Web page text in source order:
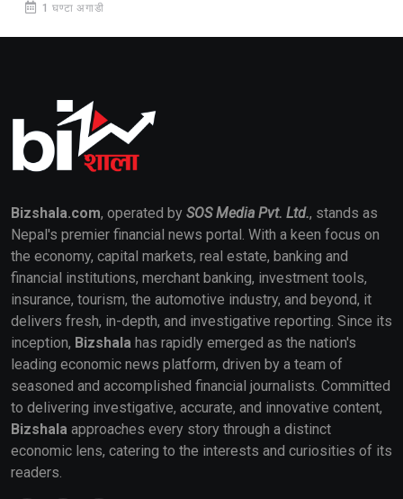
1 घण्टा अगाडी
Bizshala.com, operated by SOS Media Pvt. Ltd., stands as
Nepal's premier financial news portal. With a keen focus on
the economy, capital markets, real estate, banking and
financial institutions, merchant banking, investment tools,
insurance, tourism, the automotive industry, and beyond, it
delivers fresh, in-depth, and investigative reporting. Since its
inception, Bizshala has rapidly emerged as the nation's
leading economic news platform, driven by a team of
seasoned and accomplished financial journalists. Committed
to delivering investigative, accurate, and innovative content,
Bizshala approaches every story through a distinct
economic lens, catering to the interests and curiosities of its
readers.